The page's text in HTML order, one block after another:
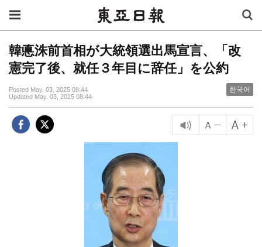
韓悳洙前首相が大統領選出馬宣言、「改
憲完了後、就任３年目に辞任」を公約
Posted May. 03, 2025 08:44
Updated May. 03, 2025 08:44
한국어